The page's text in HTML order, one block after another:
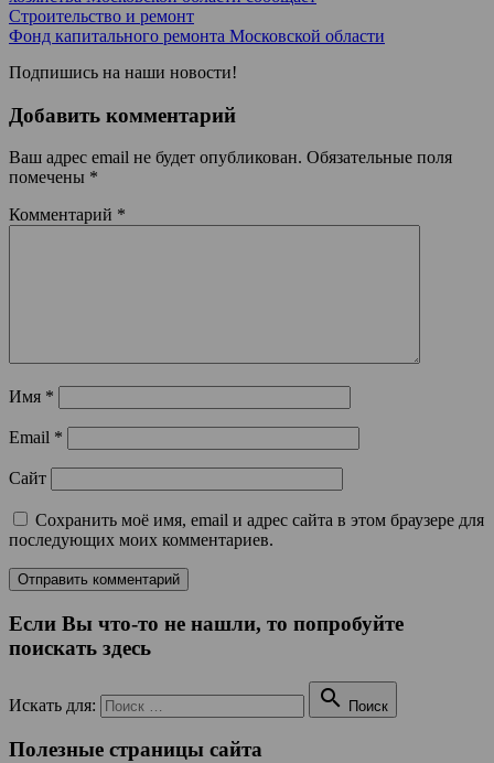
Строительство и ремонт
Фонд капитального ремонта Московской области
Подпишись на наши новости!
Добавить комментарий
Ваш адрес email не будет опубликован. Обязательные поля
помечены *
Комментарий *
Имя *
Email *
Сайт
Сохранить моё имя, email и адрес сайта в этом браузере для
последующих моих комментариев.
Если Вы что-то не нашли, то попробуйте
поискать здесь
Искать для:  Поиск
Полезные страницы сайта